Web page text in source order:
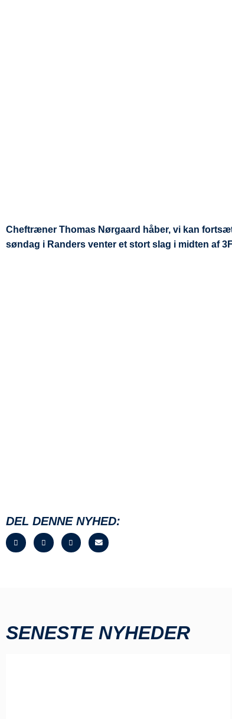
Cheftræner Thomas Nørgaard håber, vi kan
søndag i Randers venter et stort slag i midten af
DEL DENNE NYHED:
SENESTE NYHEDER